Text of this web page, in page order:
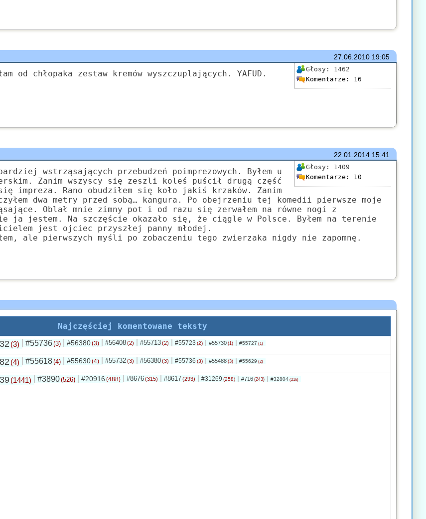
27.06.201019:05
Głosy: 1462
Komentarze: 16
od chłopaka zestaw kremów wyszczuplających. YAFUD.
22.01.201415:41
Głosy: 1409
Komentarze: 10
wstrząsających przebudzeń poimprezowych. Byłem u
Zanim wszyscy się zeszli koleś puścił drugą część
impreza. Rano obudziłem się koło jakiś krzaków. Zanim
dwa metry przed sobą… kangura. Po obejrzeniu tej komedii pierwsze moje
Oblał mnie zimny pot i od razu się zerwałem na równe nogi z
ja jestem. Na szczęście okazało się, że ciągle w Polsce. Byłem na terenie
jest ojciec przyszłej panny młodej.
ale pierwszych myśli po zobaczeniu tego zwierzaka nigdy nie zapomnę.
Najczęściej komentowane teksty
(3) #55736(3) #56380(3) #56408 (2) #55713 (2) #55723 (2) #55730 (1) #55727 (1)
(4) #55618(4) #55630(4) #55732 (3) #56380 (3) #55736 (3) #55488 (3) #55629 (2)
(1441) #3890(526) #20916 (488) #8676 (315) #8617 (293) #31269 (258) #716 (243) #32804 (216)